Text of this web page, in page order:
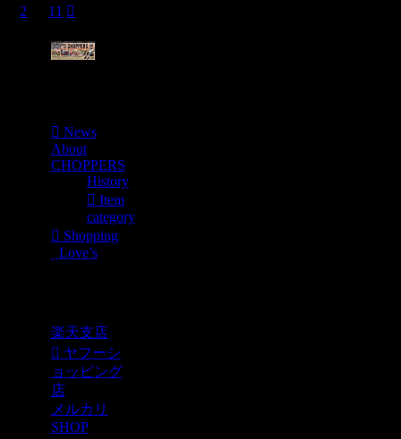
2 11 次
News
About
CHOPPERS
History
Item
category
Shopping
Love’s
楽天支店
ヤフーシ
ョッピング
店
メルカリ
SHOP